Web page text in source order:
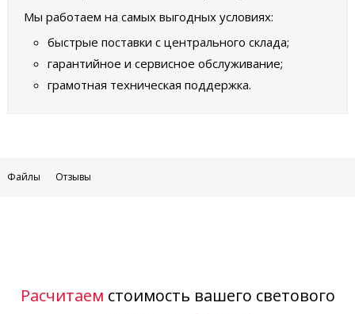
Мы работаем на самых выгодных условиях:
быстрые поставки с центрального склада;
гарантийное и сервисное обслуживание;
грамотная техническая поддержка.
Файлы Отзывы
Расчитаем стоимость вашего светового